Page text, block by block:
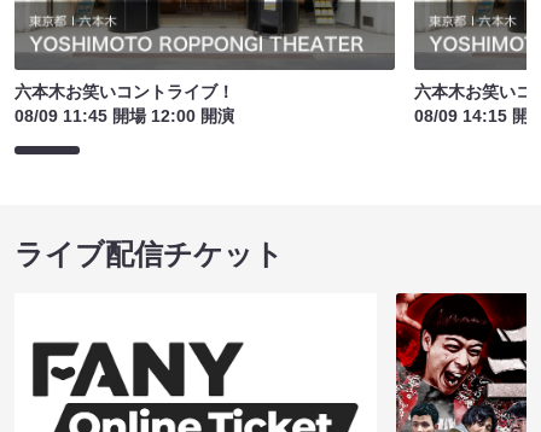
六本木お笑いコントライブ！
08/09 11:45 開場 12:00 開演
六本木お笑いコ
08/09 14:15 開
ライブ配信チケット